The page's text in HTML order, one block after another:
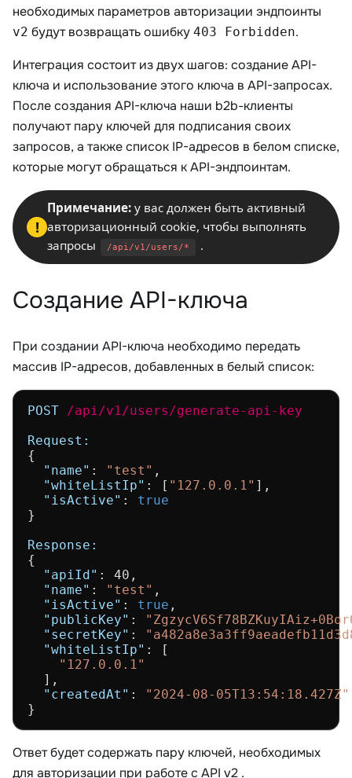
необходимых параметров авторизации эндпоинты
v2 будут возвращать ошибку 403 Forbidden.
Интеграция состоит из двух шагов: создание API-
ключа и использование этого ключа в API-запросах.
После создания API-ключа наши b2b-клиенты
получают пару ключей для подписания своих
запросов, а также список IP-адресов в белом списке,
которые могут обращаться к API-эндпоинтам.
!
Примечание: у вас должен быть активный
авторизационный cookie, чтобы выполнять
запросы
/api/v1/users/* .
Создание API-ключа
При создании API-ключа необходимо передать
массив IP-адресов, добавленных в белый список:
POST /api/v1/users/generate-api-key
Request:
{
"name" : "test" ,
"whiteListIp" : [ "127.0.0.1" ],
"isActive" : true
}
Response:
{
"apiId" : 40,
"name" : "test" ,
"isActive" : true ,
"publicKey" :
"secretKey" :
"whiteListIp" : [
"127.0.0.1"
  ],
"createdAt" :
"2024-08-05T13:54:18.427Z"
Ответ будет содержать пару ключей, необходимых
для авторизации при работе с API v2 .